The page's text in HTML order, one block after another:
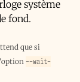
système
fond.
que si
--wait-